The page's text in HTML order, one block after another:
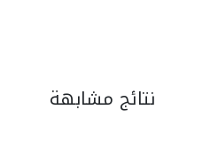
نتائج مشابهة